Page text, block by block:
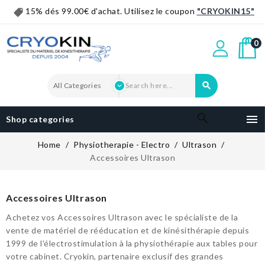
15% dés 99.00€ d'achat. Utilisez le coupon "CRYOKIN15"
0

Shop categories 
Home Physiotherapie - Electro
Ultrason
Accessoires Ultrason
Accessoires Ultrason
Achetez vos Accessoires Ultrason avec le spécialiste de la
vente de matériel de rééducation et de kinésithérapie depuis
1999 de l'électrostimulation à la physiothérapie aux tables pour
votre cabinet. Cryokin, partenaire exclusif des grandes